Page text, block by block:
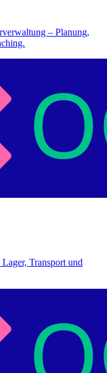
– Planung,
Transport und